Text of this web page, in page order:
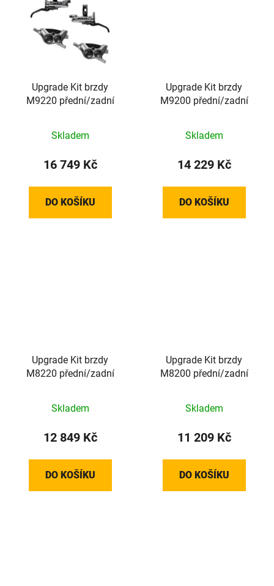
Upgrade Kit brzdy
M9220 přední/zadní
Skladem
16 749 Kč
DO KOŠÍKU
Upgrade Kit brzdy
M9200 přední/zadní
Skladem
14 229 Kč
DO KOŠÍKU
Upgrade Kit brzdy
M8220 přední/zadní
Skladem
12 849 Kč
DO KOŠÍKU
Upgrade Kit brzdy
M8200 přední/zadní
Skladem
11 209 Kč
DO KOŠÍKU